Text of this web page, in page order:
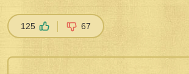
125 67